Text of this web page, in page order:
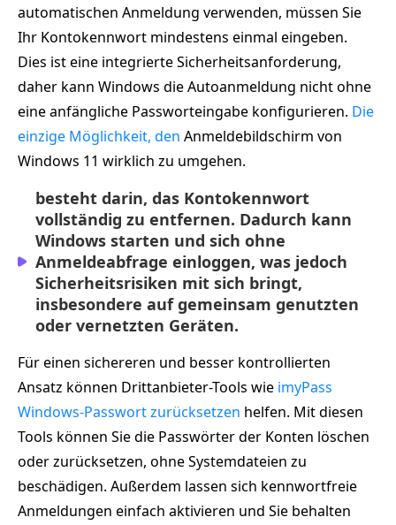
automatischen Anmeldung verwenden, müssen Sie
Ihr Kontokennwort mindestens einmal eingeben.
Dies ist eine integrierte Sicherheitsanforderung,
daher kann Windows die Autoanmeldung nicht ohne
eine anfängliche Passworteingabe konfigurieren. Die
einzige Möglichkeit, den Anmeldebildschirm von
Windows 11 wirklich zu umgehen.
besteht darin, das Kontokennwort
vollständig zu entfernen. Dadurch kann
Windows starten und sich ohne
Anmeldeabfrage einloggen, was jedoch
Sicherheitsrisiken mit sich bringt,
insbesondere auf gemeinsam genutzten
oder vernetzten Geräten.
Für einen sichereren und besser kontrollierten
Ansatz können Drittanbieter-Tools wie imyPass
Windows-Passwort zurücksetzen helfen. Mit diesen
Tools können Sie die Passwörter der Konten löschen
oder zurücksetzen, ohne Systemdateien zu
beschädigen. Außerdem lassen sich kennwortfreie
Anmeldungen einfach aktivieren und Sie behalten